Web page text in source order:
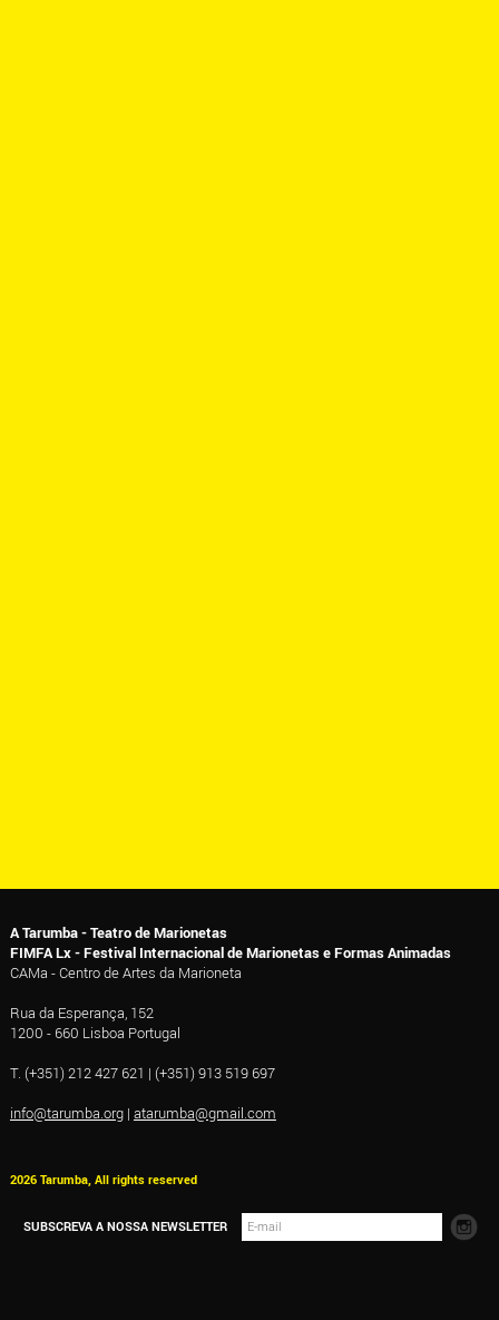
A Tarumba - Teatro de Marionetas
FIMFA Lx - Festival Internacional de Marionetas e Formas Animadas
CAMa - Centro de Artes da Marioneta
Rua da Esperança, 152
1200 - 660 Lisboa Portugal
T. (+351) 212 427 621 | (+351) 913 519 697
info@tarumba.org| atarumba@gmail.com
2026 Tarumba, All rights reserved
SUBSCREVA A NOSSA NEWSLETTER